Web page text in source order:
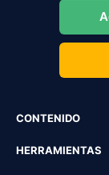
CONTENIDO
HERRAMIENTAS